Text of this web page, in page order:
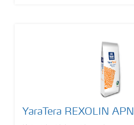
YaraTera REXOLIN APN